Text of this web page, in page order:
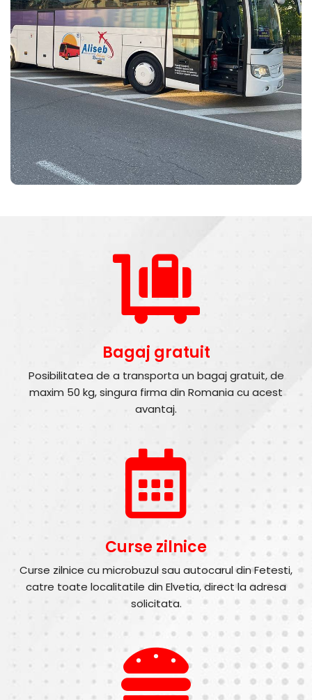
Bagaj gratuit
Posibilitatea de a transporta un bagaj gratuit, de
maxim 50 kg, singura firma din Romania cu acest
avantaj.
Curse zilnice
Curse zilnice cu microbuzul sau autocarul din Fetesti,
catre toate localitatile din Elvetia, direct la adresa
solicitata.